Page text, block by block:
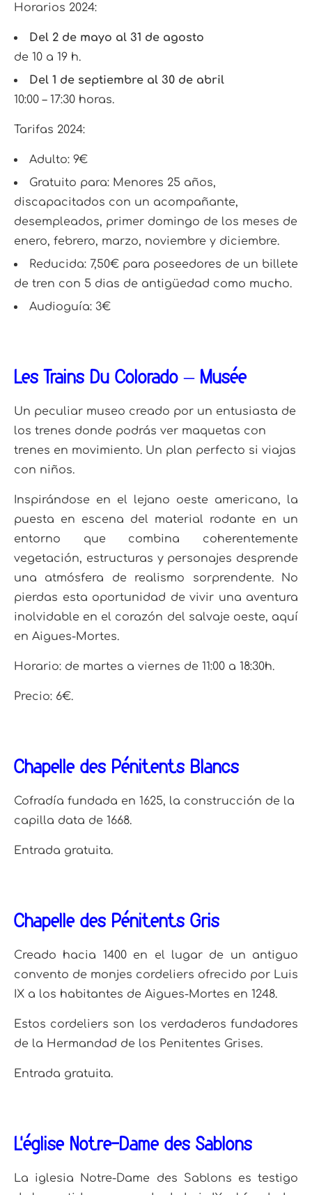
Horarios 2024:
Del 2 de mayo al 31 de agosto
de 10 a 19 h.
Del 1 de septiembre al 30 de abril
10:00 – 17:30 horas.
Tarifas 2024:
Adulto: 9€
Gratuito para: Menores 25 años,
discapacitados con un acompañante,
desempleados, primer domingo de los meses de
enero, febrero, marzo, noviembre y diciembre.
Reducida: 7,50€ para poseedores de un billete
de tren con 5 dias de antigüedad como mucho.
Audioguía: 3€
Les Trains Du Colorado – Musée
Un peculiar museo creado por un entusiasta de
los trenes donde podrás ver maquetas con
trenes en movimiento. Un plan perfecto si viajas
con niños.
Inspirándose en el lejano oeste americano, la
puesta en escena del material rodante en un
entorno que combina coherentemente
vegetación, estructuras y personajes desprende
una atmósfera de realismo sorprendente. No
pierdas esta oportunidad de vivir una aventura
inolvidable en el corazón del salvaje oeste, aquí
en Aigues-Mortes.
Horario: de martes a viernes de 11:00 a 18:30h.
Precio: 6€.
Chapelle des Pénitents Blancs
Cofradía fundada en 1625, la construcción de la
capilla data de 1668.
Entrada gratuita.
Chapelle des Pénitents Gris
Creado hacia 1400 en el lugar de un antiguo
convento de monjes cordeliers ofrecido por Luis
IX a los habitantes de Aigues-Mortes en 1248.
Estos cordeliers son los verdaderos fundadores
de la Hermandad de los Penitentes Grises.
Entrada gratuita.
L’église Notre-Dame des Sablons
La iglesia Notre-Dame des Sablons es testigo